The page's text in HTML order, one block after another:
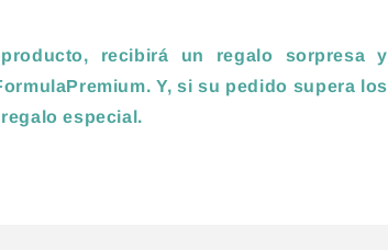
recibirá un regalo sorpresa y
Y, si su pedido supera los
especial.